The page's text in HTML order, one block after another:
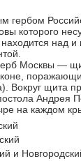
гербом
которого
над
Москвы —
Вокруг щита
Андрея
на каждом
и